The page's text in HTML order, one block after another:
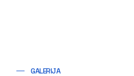
GALERIJA